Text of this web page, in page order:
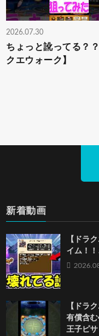
2026.07.30
ちょっと訛ってる？
クエウォーク】
新着動画
【ドラ
イム！
【ドラ
有償含
王子ピ